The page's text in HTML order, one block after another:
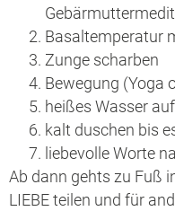
Basaltemperatur
Zunge scharben
Bewegung (Yoga
heißes Wasser
kalt duschen bis
liebevolle Worte
Ab dann gehts zu Fuß
LIEBE teilen und für